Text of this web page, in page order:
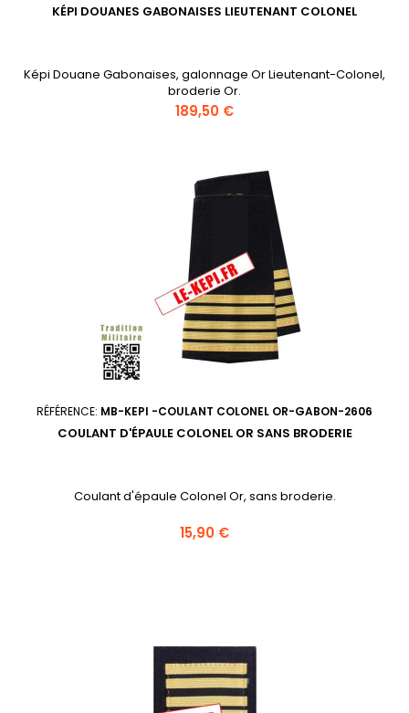
KÉPI DOUANES GABONAISES LIEUTENANT COLONEL
Képi Douane Gabonaises, galonnage Or Lieutenant-Colonel,
broderie Or.
Prix
189,50 €
RÉFÉRENCE: MB-KEPI -COULANT COLONEL OR-GABON-2606
COULANT D'ÉPAULE COLONEL OR SANS BRODERIE
Coulant d'épaule Colonel Or, sans broderie.
Prix
15,90 €